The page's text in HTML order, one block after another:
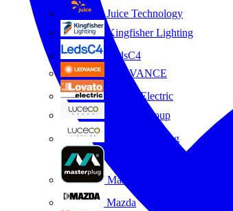
Juice Technology
Kingfisher Lighting
LedsC4
LEDVANCE
Lovato Electric
Luceco Group
Luceco Lighting
Masterplug
Mazda